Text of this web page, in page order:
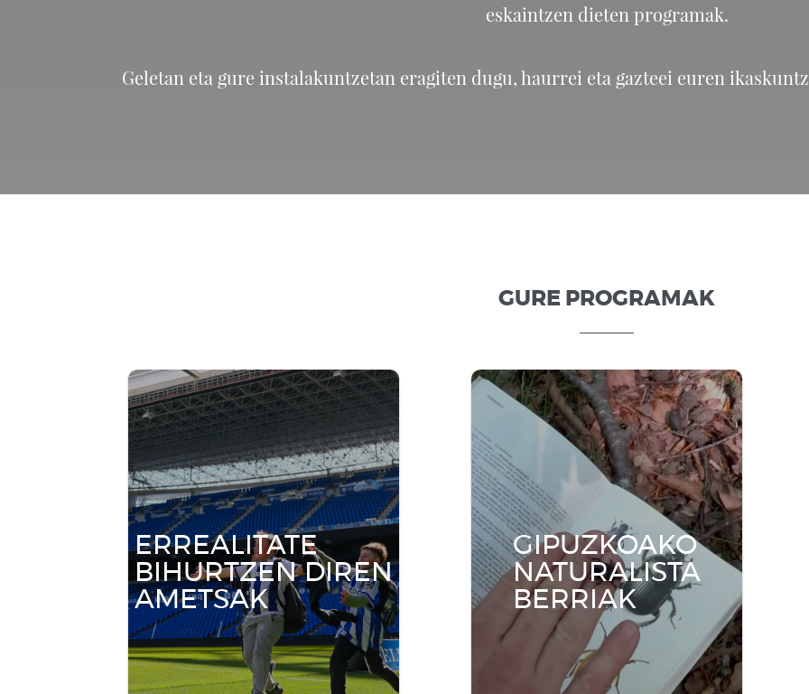
eskaintzen dieten programak.
Geletan eta gure instalakuntzetan eragiten dugu, haurrei eta gazteei euren
GURE PROGRAMAK
ERREALITATE
BIHURTZEN DIREN
AMETSAK
GIPUZKOAKO
NATURALISTA
BERRIAK